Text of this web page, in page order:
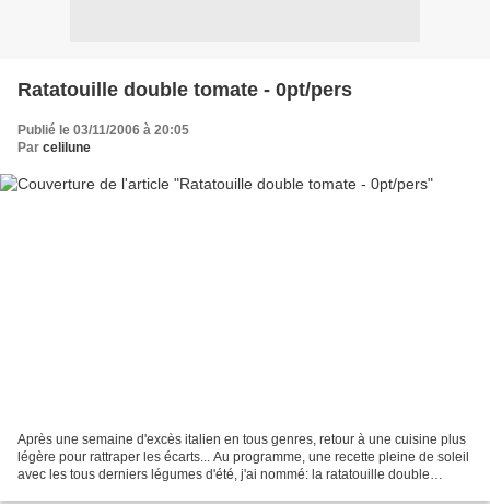
Ratatouille double tomate - 0pt/pers
Publié le 03/11/2006 à 20:05
Par celilune
Après une semaine d'excès italien en tous genres, retour à une cuisine plus
légère pour rattraper les écarts... Au programme, une recette pleine de soleil
avec les tous derniers légumes d'été, j'ai nommé: la ratatouille double